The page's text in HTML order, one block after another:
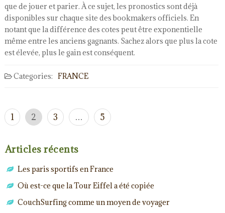
que de jouer et parier. À ce sujet, les pronostics sont déjà
disponibles sur chaque site des bookmakers officiels. En
notant que la différence des cotes peut être exponentielle
même entre les anciens gagnants. Sachez alors que plus la cote
est élevée, plus le gain est conséquent.
Categories: FRANCE
Navigation
des
articles
1 2 3 … 5
Articles récents
Les paris sportifs en France
Où est-ce que la Tour Eiffel a été copiée
CouchSurfing comme un moyen de voyager